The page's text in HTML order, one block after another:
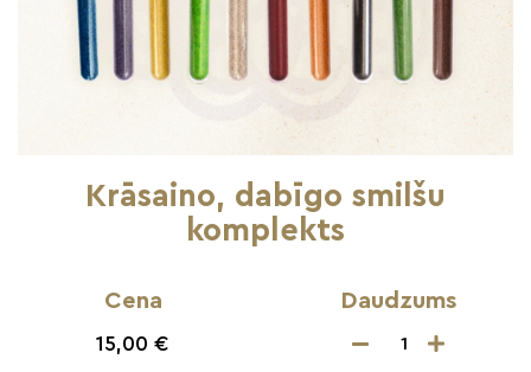
Krāsaino, dabīgo smilšu
komplekts
Cena
15,00 €
Daudzums